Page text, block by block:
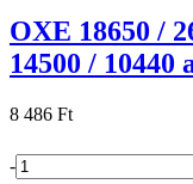
OXE 18650 /
14500 /
8 486 Ft
-